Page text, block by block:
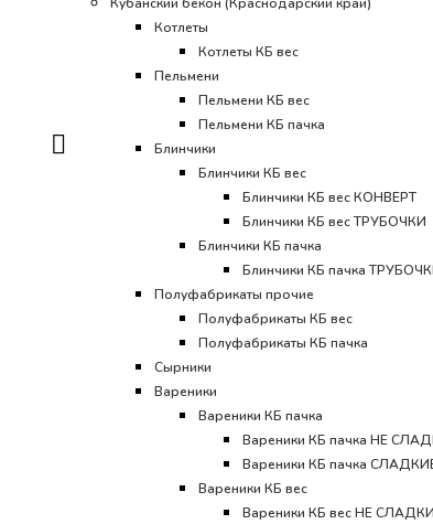
Кубанский бекон (Краснодарский край)
Котлеты
Котлеты КБ вес
Пельмени
Пельмени КБ вес
Пельмени КБ пачка
Блинчики
Блинчики КБ вес
Блинчики КБ вес КОНВЕРТ
Блинчики КБ вес ТРУБОЧКИ
Блинчики КБ пачка
Блинчики КБ пачка
Полуфабрикаты прочие
Полуфабрикаты КБ вес
Полуфабрикаты КБ пачка
Сырники
Вареники
Вареники КБ пачка
Вареники КБ пачка НЕ
Вареники КБ пачка
Вареники КБ вес
Вареники КБ вес НЕ